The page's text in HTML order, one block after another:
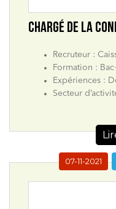
CHARGÉ DE LA
Recruteur :
Formation :
Expériences :
Secteur
07-11-2021